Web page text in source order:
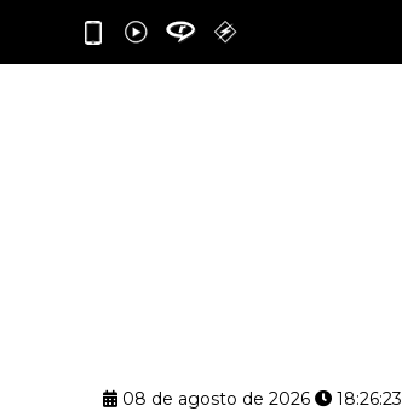
08 de agosto de 2026 18:26:24